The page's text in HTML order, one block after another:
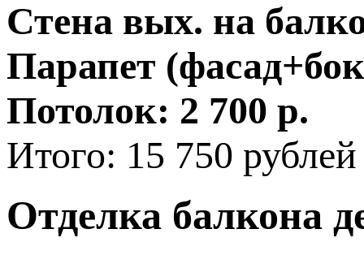
Стена вых. на
Парапет
Потолок: 2 700 р.
Итого: 15 750 рублей
Отделка балкона